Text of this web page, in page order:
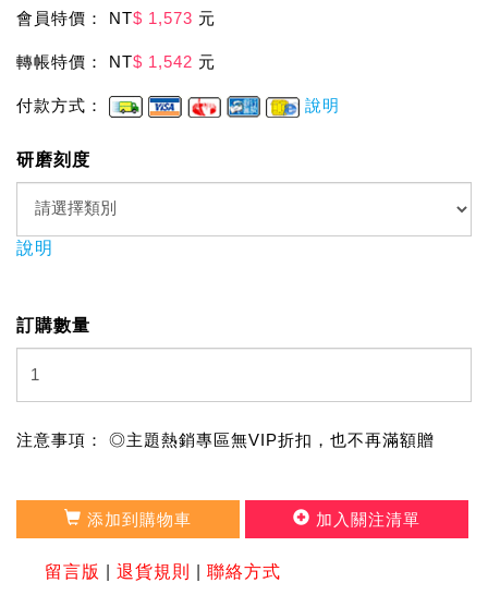
會員特價： NT$ 1,573 元
轉帳特價： NT$ 1,542 元
付款方式： 說明
研磨刻度
說明
訂購數量
注意事項： ◎主題熱銷專區無VIP折扣，也不再滿額贈
添加到購物車 加入關注清單
留言版 退貨規則 聯絡方式